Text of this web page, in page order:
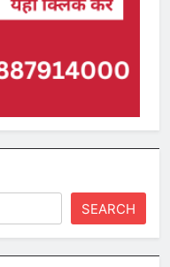
SEARCH